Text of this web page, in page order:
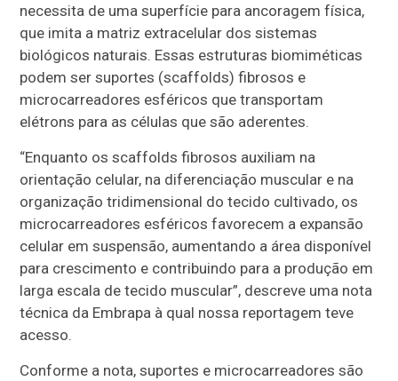
necessita de uma superfície para ancoragem física,
que imita a matriz extracelular dos sistemas
biológicos naturais. Essas estruturas biomiméticas
podem ser suportes (scaffolds) fibrosos e
microcarreadores esféricos que transportam
elétrons para as células que são aderentes.
“Enquanto os scaffolds fibrosos auxiliam na
orientação celular, na diferenciação muscular e na
organização tridimensional do tecido cultivado, os
microcarreadores esféricos favorecem a expansão
celular em suspensão, aumentando a área disponível
para crescimento e contribuindo para a produção em
larga escala de tecido muscular”, descreve uma nota
técnica da Embrapa à qual nossa reportagem teve
acesso.
Conforme a nota, suportes e microcarreadores são